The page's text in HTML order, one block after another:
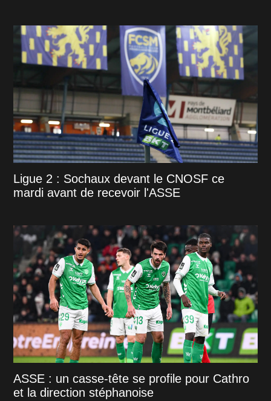
Ligue 2 : Sochaux devant le CNOSF ce
mardi avant de recevoir l'ASSE
ASSE : un casse-tête se profile pour Cathro
et la direction stéphanoise